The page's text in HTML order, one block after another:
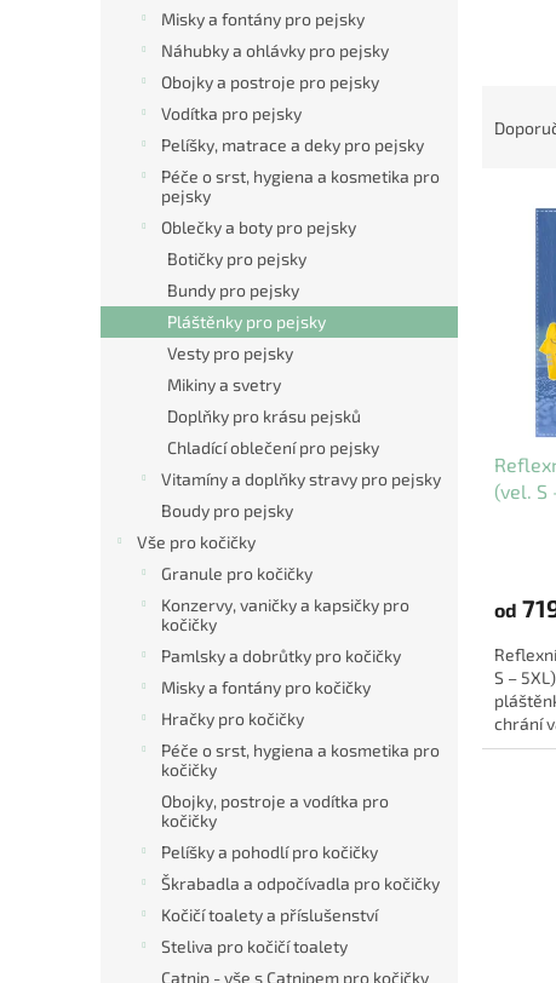
Misky a fontány pro pejsky
Náhubky a ohlávky pro pejsky
Obojky a postroje pro pejsky
Vodítka pro pejsky
Pelíšky, matrace a deky pro pejsky
Péče o srst, hygiena a kosmetika pro
pejsky
Oblečky a boty pro pejsky
Botičky pro pejsky
Bundy pro pejsky
Pláštěnky pro pejsky
Vesty pro pejsky
Mikiny a svetry
Doplňky pro krásu pejsků
Chladící oblečení pro pejsky
Vitamíny a doplňky stravy pro pejsky
Boudy pro pejsky
Vše pro kočičky
Granule pro kočičky
Konzervy, vaničky a kapsičky pro
kočičky
Pamlsky a dobrůtky pro kočičky
Misky a fontány pro kočičky
Hračky pro kočičky
Péče o srst, hygiena a kosmetika pro
kočičky
Obojky, postroje a vodítka pro
kočičky
Pelíšky a pohodlí pro kočičky
Škrabadla a odpočívadla pro kočičky
Kočičí toalety a příslušenství
Steliva pro kočičí toalety
Catnip - vše s Catnipem pro kočičky
(vel. S
je
z
5
od
S –
chrání
větrem